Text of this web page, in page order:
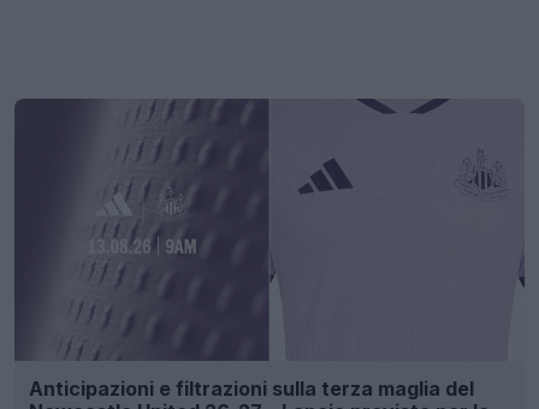
Anticipazioni e filtrazioni sulla terza maglia del